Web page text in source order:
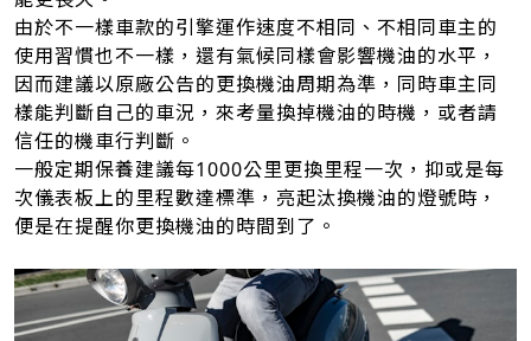
由於不一樣車款的引擎運作速度不相同、不相同車主的
使用習慣也不一樣，還有氣候同樣會影響機油的水平，
因而建議以原廠公告的更換機油周期為準，同時車主同
樣能判斷自己的車況，來考量換掉機油的時機，或者請
信任的機車行判斷。
一般定期保養建議每1000公里更換里程一次，抑或是每
次儀表板上的里程數達標準，亮起汰換機油的燈號時，
便是在提醒你更換機油的時間到了。